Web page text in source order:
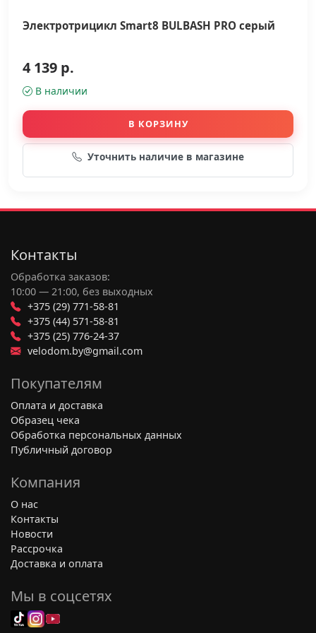
Электротрицикл Smart8 BULBASH PRO серый
4 139 р.
В наличии
В КОРЗИНУ
Уточнить наличие в магазине
Контакты
Обработка заказов:
10:00 — 21:00, без выходных
+375 (29) 771-58-81
+375 (44) 571-58-81
+375 (25) 776-24-37
velodom.by@gmail.com
Покупателям
Оплата и доставка
Образец чека
Обработка персональных данных
Публичный договор
Компания
О нас
Контакты
Новости
Рассрочка
Доставка и оплата
Мы в соцсетях